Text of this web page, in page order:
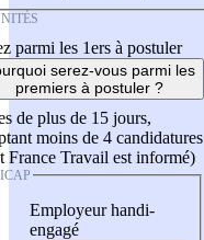
parmi les 1ers à postuler
serez-vous parmi les
premiers à postuler ?
de plus de 15 jours,
moins de 4 candidatures
France Travail est informé)
Employeur handi-
engagé